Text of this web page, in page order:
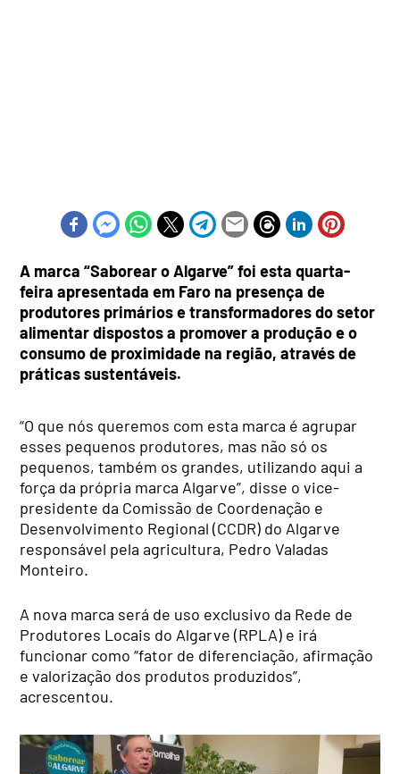
A marca “Saborear o Algarve” foi esta quarta-
feira apresentada em Faro na presença de
produtores primários e transformadores do setor
alimentar dispostos a promover a produção e o
consumo de proximidade na região, através de
práticas sustentáveis.
“O que nós queremos com esta marca é agrupar
esses pequenos produtores, mas não só os
pequenos, também os grandes, utilizando aqui a
força da própria marca Algarve”, disse o vice-
presidente da Comissão de Coordenação e
Desenvolvimento Regional (CCDR) do Algarve
responsável pela agricultura, Pedro Valadas
Monteiro.
A nova marca será de uso exclusivo da Rede de
Produtores Locais do Algarve (RPLA) e irá
funcionar como “fator de diferenciação, afirmação
e valorização dos produtos produzidos”,
acrescentou.